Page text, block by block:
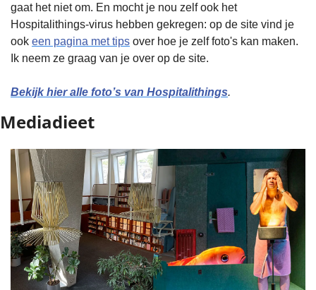
gaat het niet om. En mocht je nou zelf ook het
Hospitalithings-virus hebben gekregen: op de site vind je
ook een pagina met tips over hoe je zelf foto's kan maken.
Ik neem ze graag van je over op de site.
Bekijk hier alle foto’s van Hospitalithings.
Mediadieet